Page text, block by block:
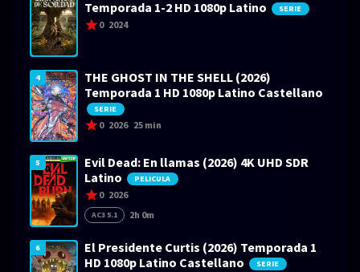
Temporada 1-2 HD 1080p Latino
SERIE
0 2024
4
THE GHOST IN THE SHELL (2026)
Temporada 1 HD 1080p Latino Castellano
SERIE
0 2026 25 min
5
Evil Dead: En llamas (2026) 4K UHD SDR
Latino
PELICULA
0 2026
AC3 5.1 2h 0m
6
El Presidente Curtis (2026) Temporada 1
HD 1080p Latino Castellano
SERIE